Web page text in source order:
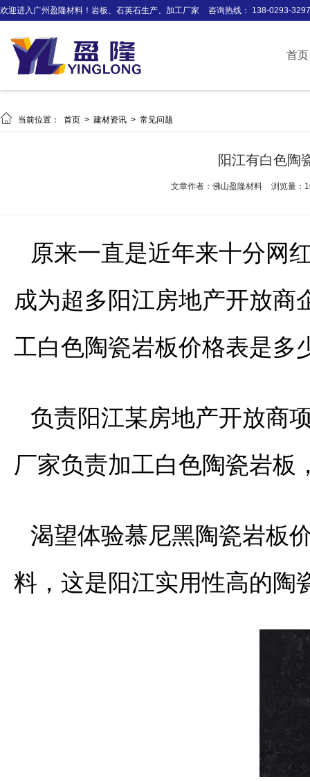
欢迎进入广州盈隆材料！岩板、石英石生产、加工厂家 咨询热线： 138-0293-3297
首页
 当前位置： 首页 > 建材资讯 > 常见问题
阳江有白色陶
文章作者：佛山盈隆材料 浏览量：
原来一直是近年来十分网
成为超多阳江房地产开放商
工白色陶瓷岩板价格表是多
负责阳江某房地产开放商
厂家负责加工白色陶瓷岩板
渴望体验慕尼黑陶瓷岩板
料，这是阳江实用性高的陶